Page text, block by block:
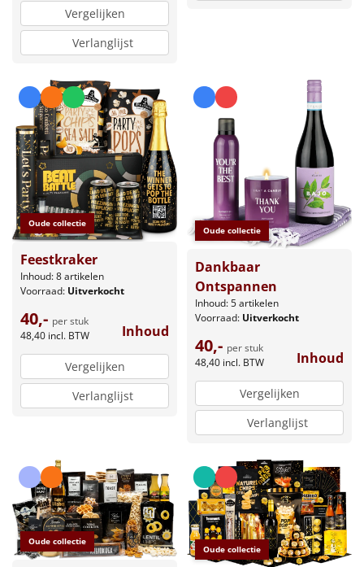
Vergelijken
Verlanglijst
Oude collectie
Feestkraker
Inhoud: 8 artikelen
Voorraad: Uitverkocht
40,- per stuk
48,40 incl. BTW Inhoud
Vergelijken
Verlanglijst
Oude collectie
Dankbaar
Ontspannen
Inhoud: 5 artikelen
Voorraad: Uitverkocht
40,- per stuk
48,40 incl. BTW Inhoud
Vergelijken
Verlanglijst
Oude collectie
Oude collectie